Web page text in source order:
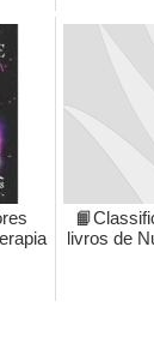
livros de